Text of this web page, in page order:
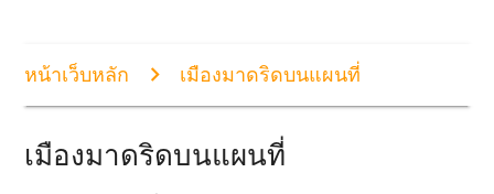
หน้าเว็บหลัก เมืองมาดริดบนแผนที่
เมืองมาดริดบนแผนที่